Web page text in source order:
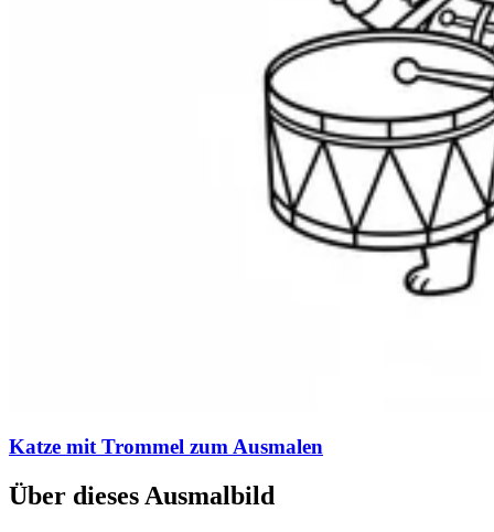
Katze mit Trommel zum Ausmalen
Über dieses Ausmalbild